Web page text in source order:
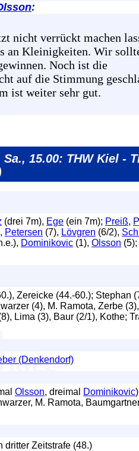
:
nicht verrückt machen
an Kleinigkeiten. Wir
Noch ist die
auf die Stimmung
ist weiter sehr gut.
15.00: THW Kiel -
(drei 7m), Ege (ein 7m); Preiß,
Petersen (7), Lövgren (6/2),
Dominikovic (1), Olsson
Zereicke (44.-60.); Stephan
(4), M. Ramota, Zerbe
Lima (3), Baur (2/1), Kothe;
(Denkendorf)
Olsson, dreimal Dominikovic
M. Ramota,
dritter Zeitstrafe (48.)